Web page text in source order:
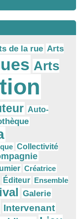
de la rue Arts
Arts
Auto-
Collectivité
Créatrice
Éditeur Ensemble
Galerie
Intervenant